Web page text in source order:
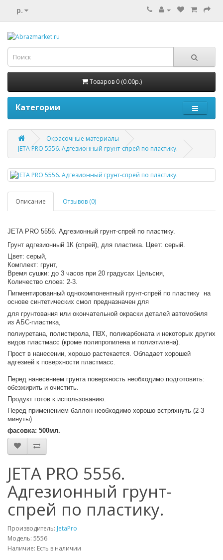
р.
Товаров 0 (0.00р.)
Категории
Окрасочные материалы
JETA PRO 5556. Адгезионный грунт-спрей по пластику.
Описание Отзывов (0)
JETA PRO 5556. Адгезионный грунт-спрей по пластику.
Грунт адгезионный 1К (спрей), для пластика. Цвет: серый.
Цвет: серый,
Комплект: грунт,
Время сушки: до 3 часов при 20 градусах Цельсия,
Количество слоев: 2-3.
Пигментированный однокомпонентный грунт-спрей по пластику на
основе синтетических смол предназначен для
для грунтования или окончательной окраски деталей автомобиля
из АБС-пластика,
полиуретана, полистирола, ПВХ, поликарбоната и некоторых других
видов пластмасс (кроме полипропилена и полиэтилена).
Прост в нанесении, хорошо растекается. Обладает хорошей
адгезией к поверхности пластмасс.
Перед нанесением грунта поверхность необходимо подготовить:
обезжирить и очистить.
Продукт готов к использованию.
Перед применением баллон необходимо хорошо встряхнуть (2-3
минуты).
фасовка: 500мл.
JETA PRO 5556.
Адгезионный грунт-
спрей по пластику.
Производитель: JetaPro
Модель: 5556
Наличие: Есть в наличии